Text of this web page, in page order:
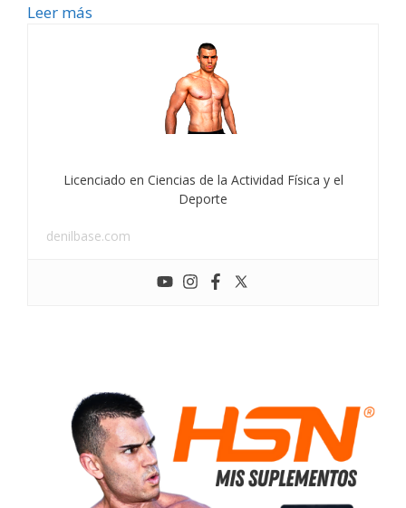
Leer más
Licenciado en Ciencias de la Actividad Física y el
Deporte
denilbase.com